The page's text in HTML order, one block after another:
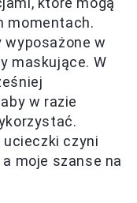
momentach.
wyposażone w
maskujące. W
w razie
czyni
moje szanse na